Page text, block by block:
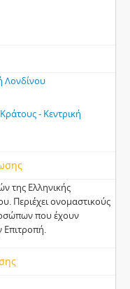
Λονδίνου
- Κεντρική
της Ελληνικής
Περιέχει ονομαστικούς
που έχουν
Επιτροπή.